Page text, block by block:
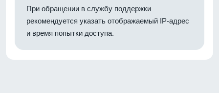
При обращении в службу поддержки
рекомендуется указать отображаемый IP-адрес
и время попытки доступа.